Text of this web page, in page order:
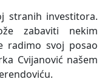
stranih investitora.
zabaviti nekim
radimo svoj posao
Cvijanović našem